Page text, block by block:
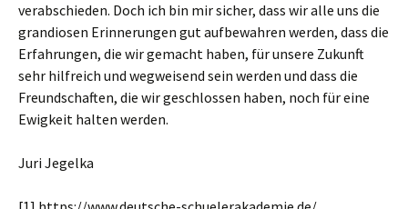
verabschieden. Doch ich bin mir sicher, dass wir alle uns die
grandiosen Erinnerungen gut aufbewahren werden, dass die
Erfahrungen, die wir gemacht haben, für unsere Zukunft
sehr hilfreich und wegweisend sein werden und dass die
Freundschaften, die wir geschlossen haben, noch für eine
Ewigkeit halten werden.
Juri Jegelka